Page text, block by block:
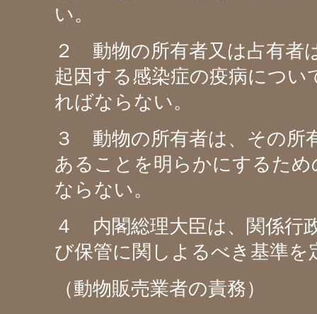
い。
２ 動物の所有者又は占有者
起因する感染症の疫病につ
ればならない。
３ 動物の所有者は、その所
あることを明らかにするた
ならない。
４ 内閣総理大臣は、関係行
び保管に関しよるべき基準
（動物販売業者の責務）